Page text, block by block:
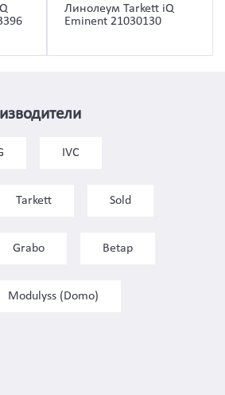
Линолеум Tarkett iQ
Eminent 21030130
IVC
Tarkett Sold
Grabo Betap
Modulyss (Domo)